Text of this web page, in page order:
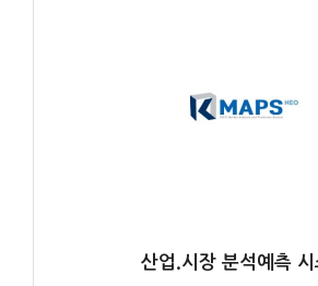
산업.시장 분석예측 시